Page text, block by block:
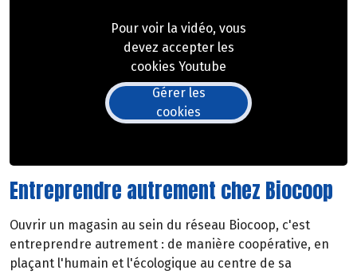
Pour voir la vidéo, vous
devez accepter les
cookies Youtube
Gérer les
cookies
Entreprendre autrement chez Biocoop
Ouvrir un magasin au sein du réseau Biocoop, c'est
entreprendre autrement : de manière coopérative, en
plaçant l'humain et l'écologique au centre de sa